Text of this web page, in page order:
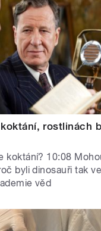
rostlinách
koktání? 10:08
byli dinosauři tak
věd